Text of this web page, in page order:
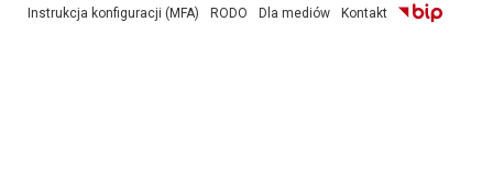
Instrukcja konfiguracji (MFA)
RODO Dla mediów Kontakt